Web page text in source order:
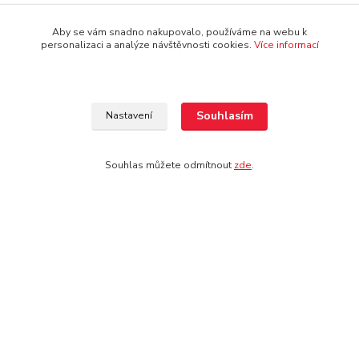
Aby se vám snadno nakupovalo, používáme na webu k
personalizaci a analýze návštěvnosti cookies. Více informací
Nastavení Souhlasím
Souhlas můžete odmítnout zde.